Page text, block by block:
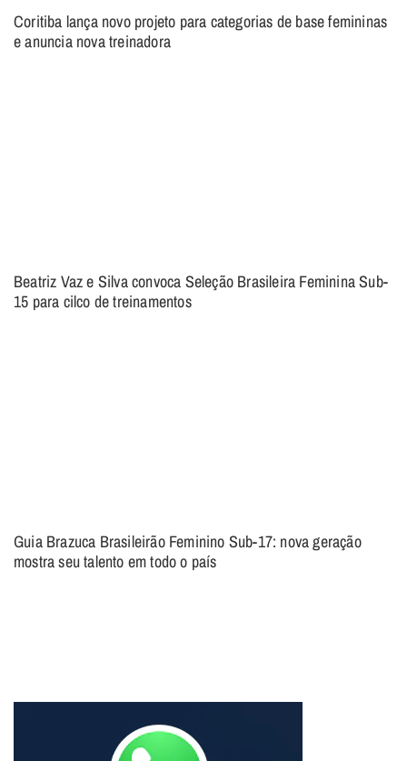
Coritiba lança novo projeto para categorias de base femininas
e anuncia nova treinadora
Beatriz Vaz e Silva convoca Seleção Brasileira Feminina Sub-
15 para cilco de treinamentos
Guia Brazuca Brasileirão Feminino Sub-17: nova geração
mostra seu talento em todo o país